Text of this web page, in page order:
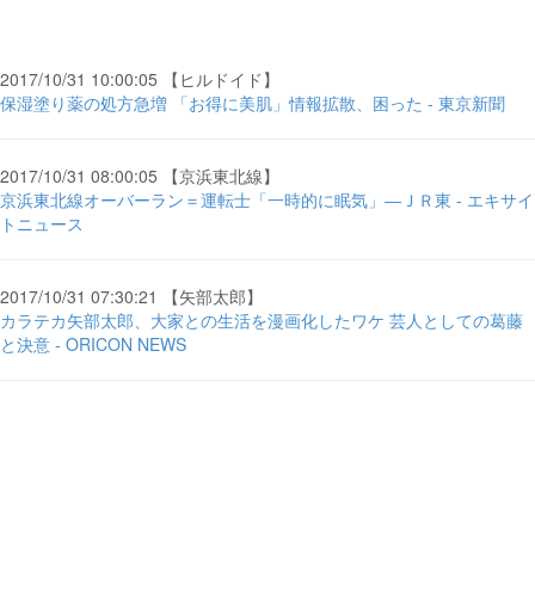
2017/10/31 10:00:05 【ヒルドイド】
保湿塗り薬の処方急増 「お得に美肌」情報拡散、困った - 東京新聞
2017/10/31 08:00:05 【京浜東北線】
京浜東北線オーバーラン＝運転士「一時的に眠気」―ＪＲ東 - エキサイ
トニュース
2017/10/31 07:30:21 【矢部太郎】
カラテカ矢部太郎、大家との生活を漫画化したワケ 芸人としての葛藤
と決意 - ORICON NEWS